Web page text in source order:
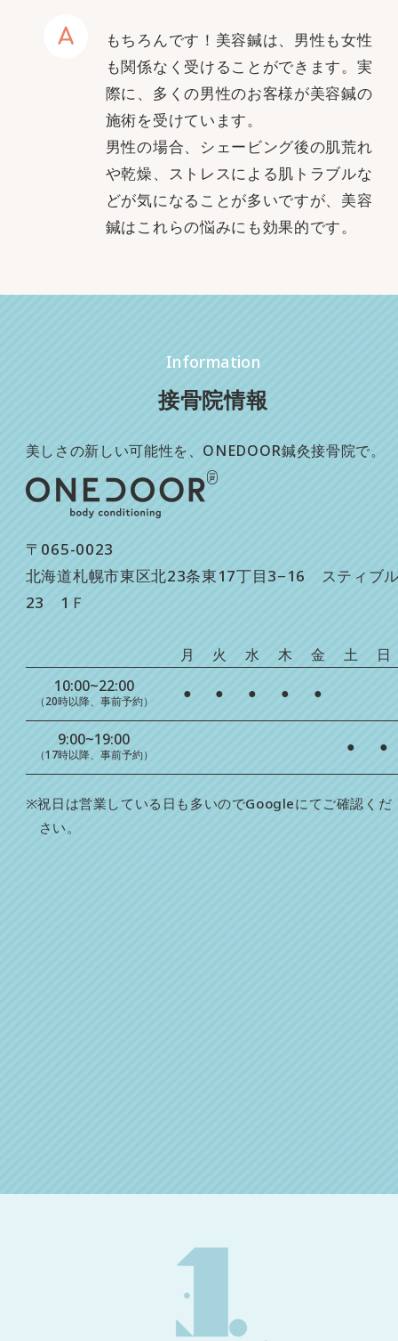
A
もちろんです！美容鍼は、男性も女性
も関係なく受けることができます。実
際に、多くの男性のお客様が美容鍼の
施術を受けています。
男性の場合、シェービング後の肌荒れ
や乾燥、ストレスによる肌トラブルな
どが気になることが多いですが、美容
鍼はこれらの悩みにも効果的です。
Information
接骨院情報
美しさの新しい可能性を、ONEDOOR鍼灸接骨院で。
〒065-0023
北海道札幌市東区北23条東17丁目3−16 スティブ
23 1Ｆ
月 火 水 木 金 土
日
10:00~22:00
（20時以降、事前予約） ● ● ● ● ●
9:00~19:00
（17時以降、事前予約） ● ●
※祝日は営業している日も多いのでGoogleにてご確認くだ
さい。